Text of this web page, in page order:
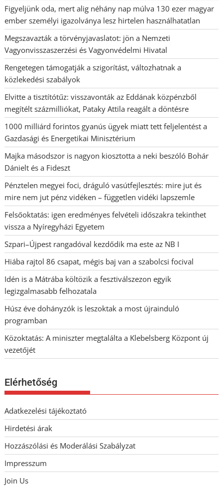
Figyeljünk oda, mert alig néhány nap múlva 130 ezer magyar
ember személyi igazolványa lesz hirtelen használhatatlan
Megszavazták a törvényjavaslatot: jön a Nemzeti
Vagyonvisszaszerzési és Vagyonvédelmi Hivatal
Rengetegen támogatják a szigorítást, változhatnak a
közlekedési szabályok
Elvitte a tisztítótűz: visszavonták az Eddának közpénzből
megítélt százmilliókat, Pataky Attila reagált a döntésre
1000 milliárd forintos gyanús ügyek miatt tett feljelentést a
Gazdasági és Energetikai Minisztérium
Majka másodszor is nagyon kiosztotta a neki beszóló Bohár
Dánielt és a Fideszt
Pénztelen megyei foci, dráguló vasútfejlesztés: mire jut és
mire nem jut pénz vidéken – független vidéki lapszemle
Felsőoktatás: igen eredményes felvételi időszakra tekinthet
vissza a Nyíregyházi Egyetem
Szpari–Újpest rangadóval kezdődik ma este az NB I
Hiába rajtol 86 csapat, mégis baj van a szabolcsi focival
Idén is a Mátrába költözik a fesztiválszezon egyik
legizgalmasabb felhozatala
Húsz éve dohányzók is leszoktak a most újrainduló
programban
Közoktatás: A miniszter megtalálta a Klebelsberg Központ új
vezetőjét
Elérhetőség
Adatkezelési tájékoztató
Hirdetési árak
Hozzászólási és Moderálási Szabályzat
Impresszum
Join Us